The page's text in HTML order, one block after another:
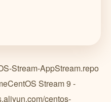
Stream-AppStream.repo
Stream 9 -
centos-